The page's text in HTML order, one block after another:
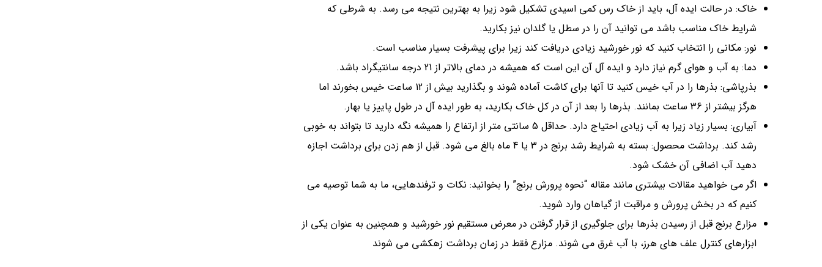
خاک: در حالت ایده آل، باید از خاک رس کمی اسیدی تشکیل شود زیرا به بهترین نتیجه می رسد. به شرطی که
شرایط خاک مناسب باشد می توانید آن را در سطل یا گلدان نیز بکارید.
نور: مکانی را انتخاب کنید که نور خورشید زیادی دریافت کند زیرا برای پیشرفت بسیار مناسب است.
دما: به آب و هوای گرم نیاز دارد و ایده آل آن این است که همیشه در دمای بالاتر از 21 درجه سانتیگراد باشد.
بذرپاشی: بذرها را در آب خیس کنید تا آنها برای کاشت آماده شوند و بگذارید بیش از 12 ساعت خیس بخورند اما
هرگز بیشتر از 36 ساعت بمانند. بذرها را بعد از آن در کل خاک بکارید، به طور ایده آل در طول پاییز یا بهار.
آبیاری: بسیار زیاد زیرا به آب زیادی احتیاج دارد. حداقل 5 سانتی متر از ارتفاع را همیشه نگه دارید تا بتواند به خوبی
رشد کند. برداشت محصول: بسته به شرایط رشد برنج در 3 یا 4 ماه بالغ می شود. قبل از هم زدن برای برداشت اجازه
دهید آب اضافی آن خشک شود.
اگر می خواهید مقالات بیشتری مانند مقاله “نحوه پرورش برنج” را بخوانید: نکات و ترفندهایی، ما به شما توصیه می
کنیم که در بخش پرورش و مراقبت از گیاهان وارد شوید.
مزارع برنج قبل از رسیدن بذرها برای جلوگیری از قرار گرفتن در معرض مستقیم نور خورشید و همچنین به عنوان یکی از
ابزارهای کنترل علف های هرز، با آب غرق می شوند. مزارع فقط در زمان برداشت زهکشی می شوند